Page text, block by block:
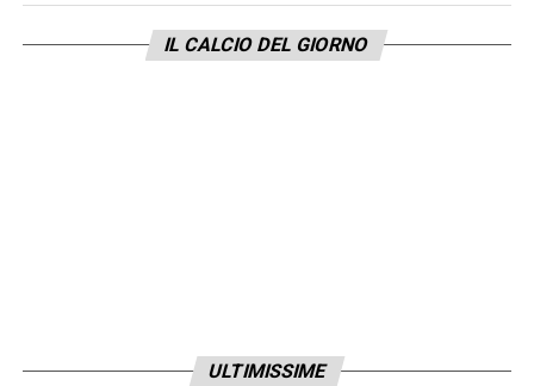
distanze sul giocatore mentre resta vivo
IL CALCIO DEL GIORNO
ULTIMISSIME